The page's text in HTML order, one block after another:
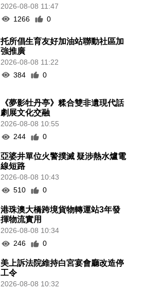
2026-08-08 11:47
1266
0
托所倡生育友好加油站聯動社區加
強推廣
2026-08-08 11:22
384
0
《夢影牡丹亭》糅合雙非遺現代話
劇展文化交融
2026-08-08 10:55
244
0
亞婆井單位火警撲滅 疑涉熱水爐電
線短路
2026-08-08 10:43
510
0
港珠澳大橋跨境貨物轉運站3年發
揮物流實用
2026-08-08 10:34
246
0
美上訴法院維持白宮宴會廳改造停
工令
2026-08-08 10:32